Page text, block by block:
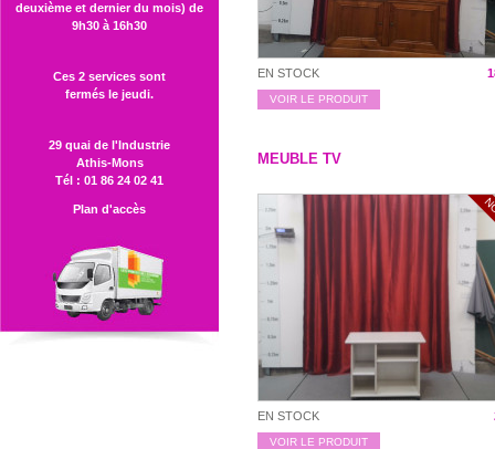
deuxième et dernier du mois) de
9h30 à 16h30
Ces 2 services sont
fermés le jeudi.
29 quai de l'Industrie
Athis-Mons
Tél : 01 86 24 02 41
Plan d'accès
EN STOCK
VOIR LE PRODUIT
MEUBLE TV
EN STOCK
VOIR LE PRODUIT